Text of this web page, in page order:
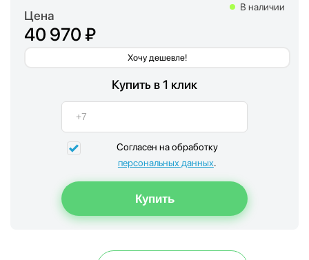
Цена
40 970 ₽
Хочу дешевле!
В наличии
Купить в 1 клик
Согласен на обработку
персональных данных.